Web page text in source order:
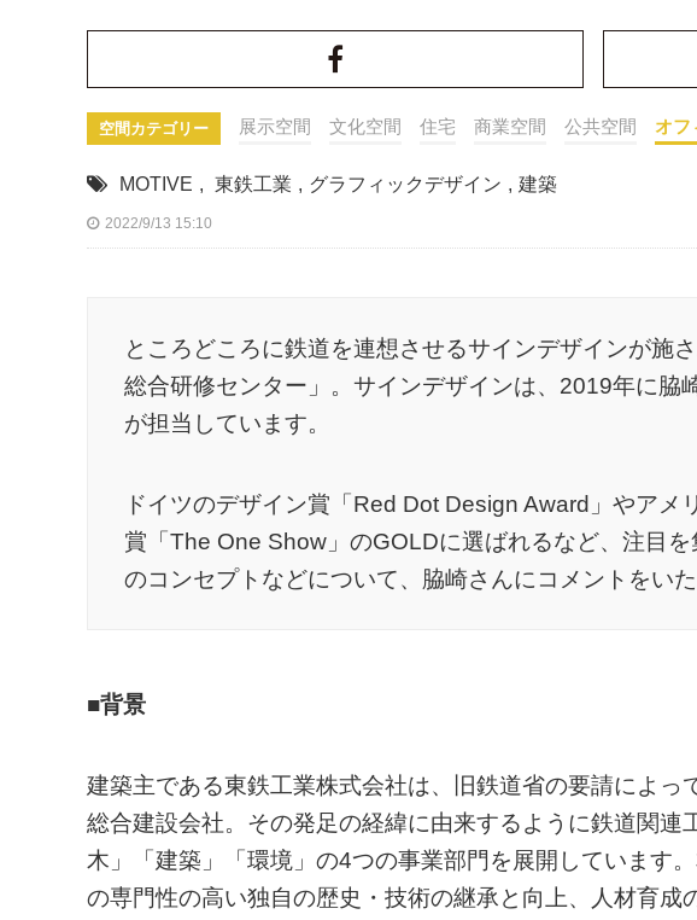
空間カテゴリー 展示空間 文化空間 住宅 商業空間 公共空間 オフ
MOTIVE , 東鉄工業 , グラフィックデザイン , 建築
2022/9/13 15:10
ところどころに鉄道を連想させるサインデザインが施
総合研修センター」。サインデザインは、2019年に脇
が担当しています。
ドイツのデザイン賞「Red Dot Design Award」やアメ
賞「The One Show」のGOLDに選ばれるなど、注目
のコンセプトなどについて、脇崎さんにコメントをいた
■背景
建築主である東鉄工業株式会社は、旧鉄道省の要請によっ
総合建設会社。その発足の経緯に由来するように鉄道関連
木」「建築」「環境」の4つの事業部門を展開しています
の専門性の高い独自の歴史・技術の継承と向上、人材育成